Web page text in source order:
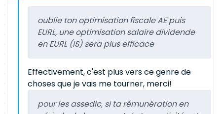
oublie ton optimisation fiscale AE puis
EURL, une optimisation salaire dividende
en EURL (IS) sera plus efficace
Effectivement, c'est plus vers ce genre de
choses que je vais me tourner, merci!
pour les assedic, si ta rémunération en